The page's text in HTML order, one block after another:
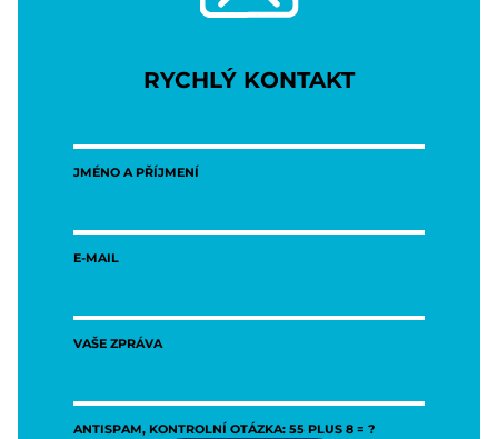
RYCHLÝ KONTAKT
JMÉNO A PŘÍJMENÍ
E-MAIL
VAŠE ZPRÁVA
ANTISPAM, KONTROLNÍ OTÁZKA: 55 PLUS 8 = ?